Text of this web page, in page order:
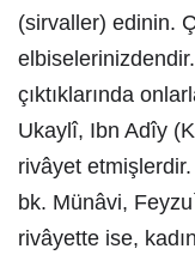
(sirvaller) edinin.
elbiselerinizdendir.
çıktıklarında
Ukaylî, Ibn Adîy
rivâyet
bk. Münâvi,
rivâyette ise,